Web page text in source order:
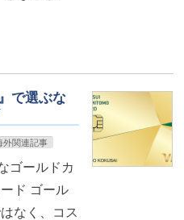
で選ぶな
外関連記事
ゴールドカ
ド ゴール
なく、コス